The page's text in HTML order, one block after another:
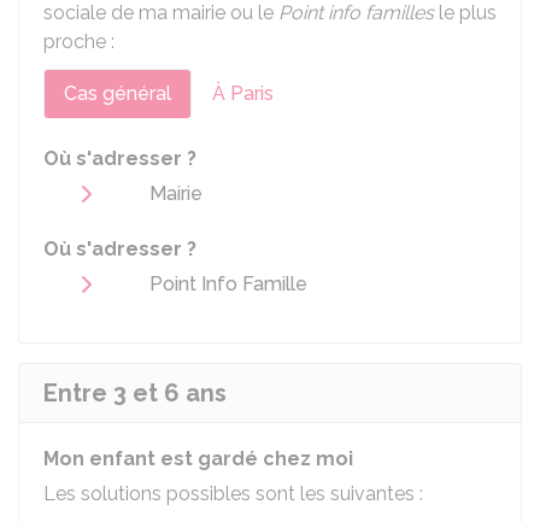
sociale de ma mairie ou le Point info famillesle plus
proche :
Cas général À Paris
Où s'adresser ?
Mairie
Où s'adresser ?
Point Info Famille
Entre 3 et 6 ans
Mon enfant est gardé chez moi
Les solutions possibles sont les suivantes :